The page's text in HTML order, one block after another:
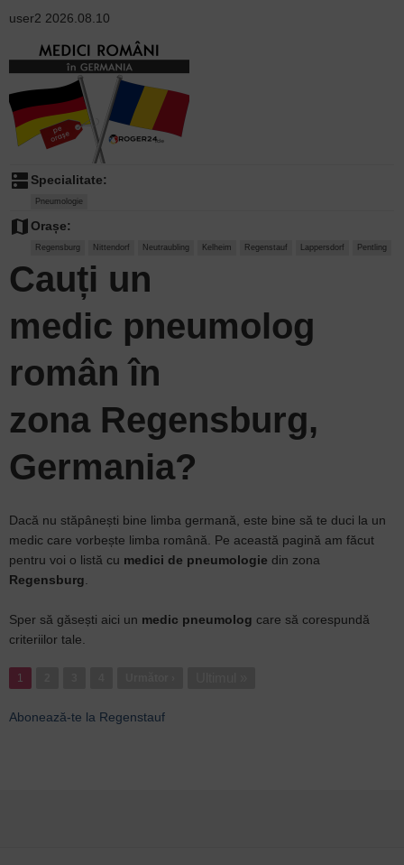
user2 2026.08.10
dns Specialitate:
Pneumologie
map Orașe:
Regensburg Nittendorf Neutraubling Kelheim Regenstauf Lappersdorf Pentling
Cauți un
medic pneumolog
român în
zona Regensburg,
Germania?
Dacă nu stăpânești bine limba germană, este bine să te duci la un
medic care vorbește limba română. Pe această pagină am făcut
pentru voi o listă cu medici de pneumologie din zona
Regensburg
Sper să găsești aici un medic pneumolog care să corespundă
criteriilor tale.
Paginație
1
Abonează-te la Regenstauf